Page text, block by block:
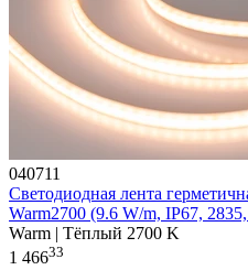
040711
Светодиодная лента
Warm2700 (9.6 W/m, IP67,
Warm | Тёплый 2700 K
1 46633